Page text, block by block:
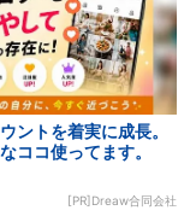
ントを着実に成長。
ココ使ってます。
[PR]Dreaw合同会社